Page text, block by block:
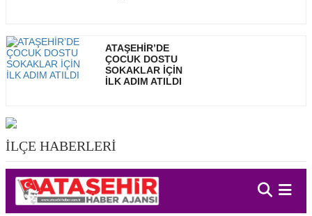
ATAŞEHİR’DE
ÇOCUK DOSTU
SOKAKLAR İÇİN
İLK ADIM ATILDI
İLÇE HABERLERİ